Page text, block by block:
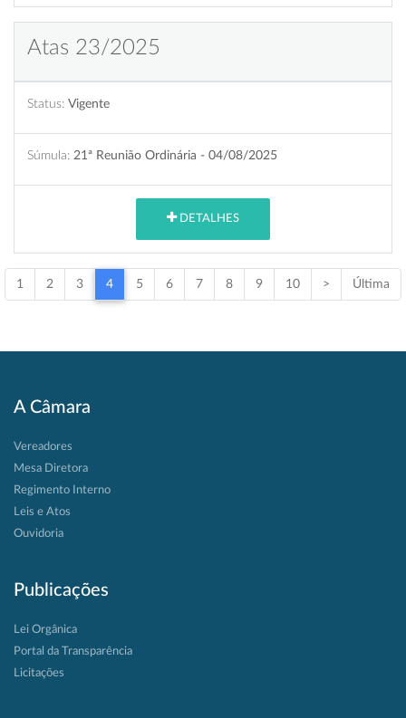
Atas 23/2025
Status: Vigente
Súmula: 21ª Reunião Ordinária - 04/08/2025
DETALHES
1 2 3 4 5 6 7 8 9 10 > Última
A Câmara
Vereadores
Mesa Diretora
Regimento Interno
Leis e Atos
Ouvidoria
Publicações
Lei Orgânica
Portal da Transparência
Licitações